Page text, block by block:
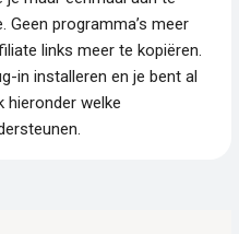
Geen programma’s meer
links meer te kopiëren.
in installeren en je bent al
hieronder welke